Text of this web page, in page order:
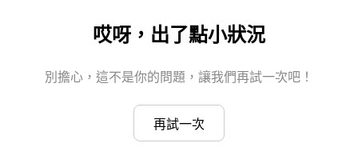
哎呀，出了點小狀況
別擔心，這不是你的問題，讓我們再試一次吧！
再試一次